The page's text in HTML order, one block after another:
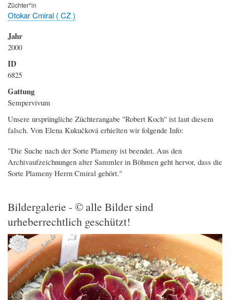
Züchter*in
Otokar Cmiral ( CZ )
Jahr
2000
ID
6825
Gattung
Sempervivum
Unsere ursprüngliche Züchterangabe "Robert Koch" ist laut diesem
falsch. Von Elena Kukučková erhielten wir folgende Info:
"Die Suche nach der Sorte Plameny ist beendet. Aus den
Archivaufzeichnungen alter Sammler in Böhmen geht hervor, dass die
Sorte Plameny Herrn Cmiral gehört."
Bildergalerie - © alle Bilder sind
urheberrechtlich geschützt!